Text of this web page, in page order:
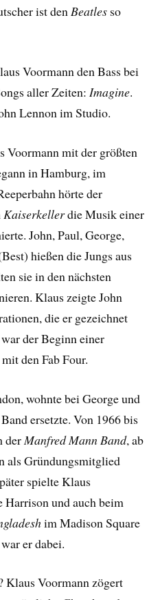
ist denBeatles so
Voormann den Bass bei
aller Zeiten:Imagine.
Lennon im Studio.
Voormann mit der größten
in Hamburg, im
hörte der
Kaiserkellerdie Musik einer
John, Paul, George,
hießen die Jungs aus
sie in den nächsten
Klaus zeigte John
die er gezeichnet
der Beginn einer
den Fab Four.
wohnte bei George und
ersetzte. Von 1966 bis
der Manfred Mann Band, ab
als Gründungsmitglied
spielte Klaus
Harrison und auch beim
im Madison Square
er dabei.
Klaus Voormann zögert